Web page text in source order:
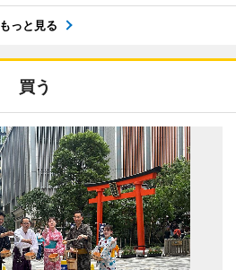
もっと見る
買う